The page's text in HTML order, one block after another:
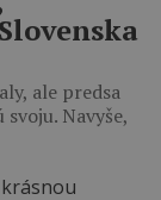
ale predsa
Navyše,